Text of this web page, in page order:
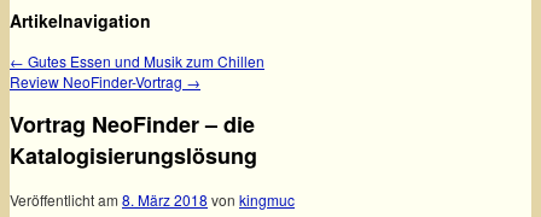
Artikelnavigation
← Gutes Essen und Musik zum Chillen
Review NeoFinder-Vortrag →
Vortrag NeoFinder – die
Katalogisierungslösung
Veröffentlicht am 8. März 2018 von kingmuc